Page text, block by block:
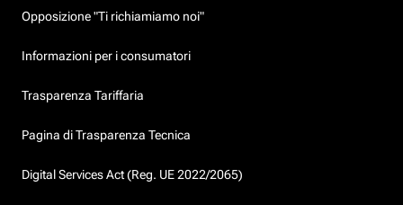
Opposizione "Ti richiamiamo noi"
Informazioni per i consumatori
Trasparenza Tariffaria
Pagina di Trasparenza Tecnica
Digital Services Act (Reg. UE 2022/2065)